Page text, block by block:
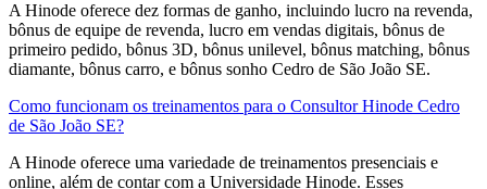
A Hinode oferece dez formas de ganho, incluindo lucro na revenda,
bônus de equipe de revenda, lucro em vendas digitais, bônus de
primeiro pedido, bônus 3D, bônus unilevel, bônus matching, bônus
diamante, bônus carro, e bônus sonho Cedro de São João SE.
Como funcionam os treinamentos para o Consultor Hinode Cedro
de São João SE?
A Hinode oferece uma variedade de treinamentos presenciais e
online, além de contar com a Universidade Hinode. Esses